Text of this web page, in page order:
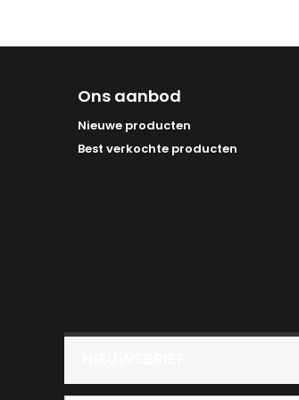
Ons aanbod
Nieuwe producten
Best verkochte producten